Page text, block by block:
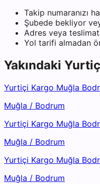
Takip numaranızı
Şubede bekliyor
Adres veya
Yol tarifi almadan
Yakındaki
Yurtiçi Kargo Muğla
Muğla / Bodrum
Yurtiçi Kargo Muğla
Muğla / Bodrum
Yurtiçi Kargo Muğla
Muğla / Bodrum